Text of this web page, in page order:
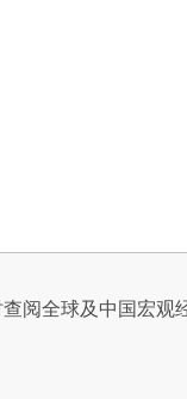
查阅全球及中国宏观